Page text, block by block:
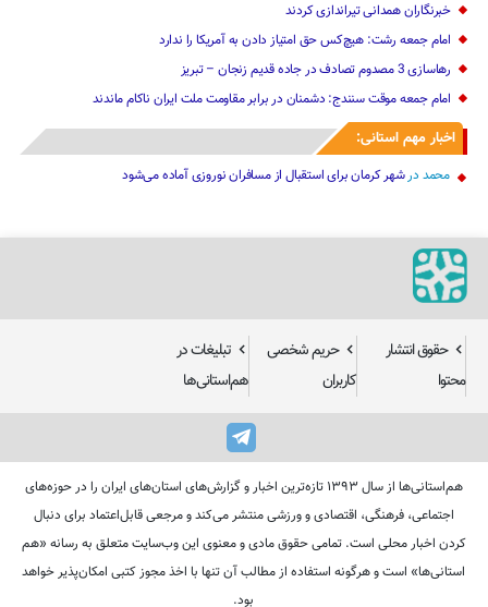
خبرنگاران همدانی تیراندازی کردند
امام جمعه رشت: هیچ‌کس حق امتیاز دادن به آمریکا را ندارد
رهاسازی 3 مصدوم تصادف در جاده قدیم زنجان – تبریز
امام جمعه موقت سنندج: دشمنان در برابر مقاومت ملت ایران ناکام ماندند
اخبار مهم استانی:
محمد درشهر کرمان برای استقبال از مسافران نوروزی آماده می‌شود
حقوق انتشار
محتوا
حریم شخصی
کاربران
تبلیغات در
هم‌استانی‌ها
هم‌استانی‌ها از سال ۱۳۹۳ تازه‌ترین اخبار و گزارش‌های استان‌های ایران را در حوزه‌های
اجتماعی، فرهنگی، اقتصادی و ورزشی منتشر می‌کند و مرجعی قابل‌اعتماد برای دنبال
کردن اخبار محلی است. تمامی حقوق مادی و معنوی این وب‌سایت متعلق به رسانه «هم
استانی‌ها» است و هرگونه استفاده از مطالب آن تنها با اخذ مجوز کتبی امکان‌پذیر خواهد
بود.